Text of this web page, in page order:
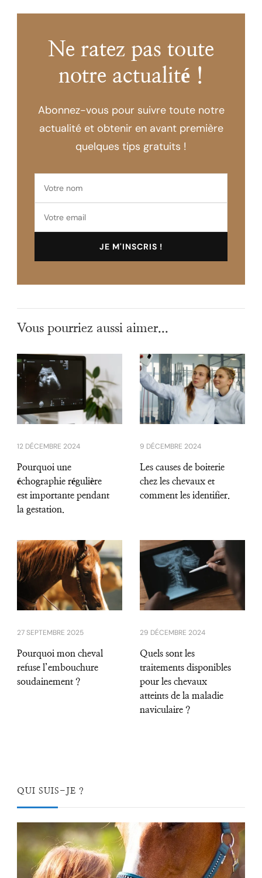
Ne ratez pas toute
notre actualité !
Abonnez-vous pour suivre toute notre
actualité et obtenir en avant première
quelques tips gratuits !
Vous pourriez aussi aimer...
12 DÉCEMBRE 2024
Pourquoi une
échographie régulière
est importante pendant
la gestation.
9 DÉCEMBRE 2024
Les causes de boiterie
chez les chevaux et
comment les identifier.
27 SEPTEMBRE 2025
Pourquoi mon cheval
refuse l’embouchure
soudainement ?
29 DÉCEMBRE 2024
Quels sont les
traitements disponibles
pour les chevaux
atteints de la maladie
naviculaire ?
QUI SUIS-JE ?